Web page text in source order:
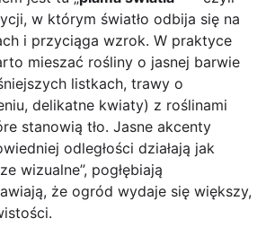
w którym światło odbija się na
i przyciąga wzrok. W praktyce
mieszać rośliny o jasnej barwie
listkach, trawy o
delikatne kwiaty) z roślinami
stanowią tło. Jasne akcenty
odległości działają jak
wizualne”, pogłębiają
że ogród wydaje się większy,